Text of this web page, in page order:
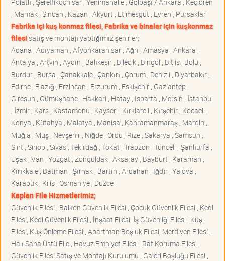
, Mamak , Sincan , Kazan , Akyurt , Etimesgut , Evren , Pursaklar
Fabrika içi kuş konmaz filesi, Fabrika ve binalar için kuşkonmaz
filesisatış ve montajı yaptığımız şehirler;
Adana , Adıyaman , Afyonkarahisar , Ağrı , Amasya , Ankara ,
Antalya , Artvin , Aydın , Balıkesir , Bilecik , Bingöl , Bitlis , Bolu ,
Burdur , Bursa , Çanakkale , Çankırı , Çorum , Denizli , Diyarbakır ,
Edirne , Elazığ , Erzincan , Erzurum , Eskişehir , Gaziantep ,
Giresun , Gümüşhane , Hakkari , Hatay , Isparta , Mersin , İstanbul
, İzmir , Kars , Kastamonu , Kayseri , Kırklareli , Kırşehir , Kocaeli ,
Konya , Kütahya , Malatya , Manisa , Kahramanmaraş , Mardin ,
Muğla , Muş , Nevşehir , Niğde , Ordu , Rize , Sakarya , Samsun ,
Siirt , Sinop , Sivas , Tekirdağ , Tokat , Trabzon , Tunceli , Şanlıurfa ,
Uşak , Van , Yozgat , Zonguldak , Aksaray , Bayburt , Karaman ,
Kırıkkale , Batman , Şırnak , Bartın , Ardahan , Iğdır , Yalova ,
Karabük , Kilis , Osmaniye , Düzce
Kaplan File Hizmetlerimiz;
Güvenlik Filesi , Balkon Güvenlik Filesi , Çocuk Güvenlik Filesi , Kedi
Filesi, Kedi Güvenlik Filesi , İnşaat Filesi, İş Güvenliği Filesi , Kuş
Filesi, Kuş Önleme Filesi , Apartman Boşluk Filesi, Merdiven Filesi ,
Halı Saha Üstü File , Havuz Emniyet Filesi , Raf Koruma Filesi ,
Güvenlik Filesi Satış ve Montajı Kurulumu , Galeri Boşluğu Filesi ,